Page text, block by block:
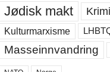
Jødisk makt
Kulturmarxisme
Masseinnvandring